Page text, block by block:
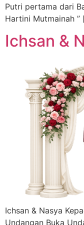
Putri pertama dari
Hartini Mutmainah ”
Ichsan &
Ichsan & Nasya
Undangan Buka